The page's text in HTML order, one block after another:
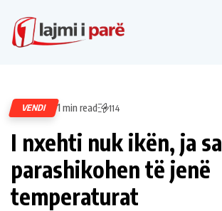
VENDI 1 min read 114
I nxehti nuk ikën, ja sa
parashikohen të jenë
temperaturat